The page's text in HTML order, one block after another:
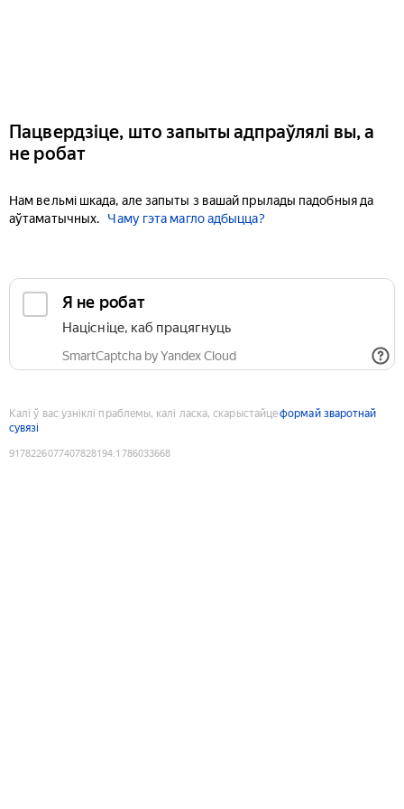
Пацвердзіце, што запыты адпраўлялі вы, а
не робат
Нам вельмі шкада, але запыты з вашай прылады падобныя да
аўтаматычных.
Чаму гэта магло адбыцца?
Я не робат
Націсніце, каб працягнуць
SmartCaptcha by Yandex Cloud
Калі ў вас узніклі праблемы, калі ласка, скарыстайцеформай зваротнай
сувязі
9178226077407828194:1786033668